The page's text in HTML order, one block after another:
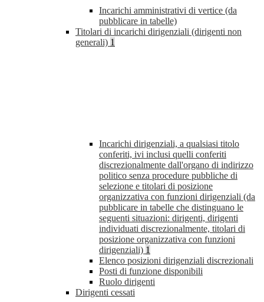
Incarichi amministrativi di vertice (da
pubblicare in tabelle)
Titolari di incarichi dirigenziali (dirigenti non
generali) 1
Incarichi dirigenziali, a qualsiasi titolo
conferiti, ivi inclusi quelli conferiti
discrezionalmente dall'organo di indirizzo
politico senza procedure pubbliche di
selezione e titolari di posizione
organizzativa con funzioni dirigenziali (da
pubblicare in tabelle che distinguano le
seguenti situazioni: dirigenti, dirigenti
individuati discrezionalmente, titolari di
posizione organizzativa con funzioni
dirigenziali) 1
Elenco posizioni dirigenziali discrezionali
Posti di funzione disponibili
Ruolo dirigenti
Dirigenti cessati